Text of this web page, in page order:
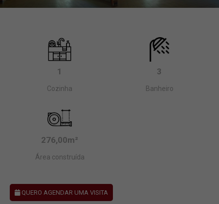
1
Cozinha
3
Banheiro
276,00m²
Área construída
QUERO AGENDAR UMA VISITA